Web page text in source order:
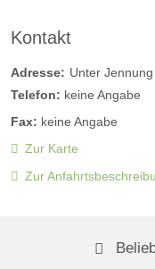
Kontakt
Adresse: Unter
Telefon: keine Angabe
Fax: keine Angabe
Zur Karte
Zur